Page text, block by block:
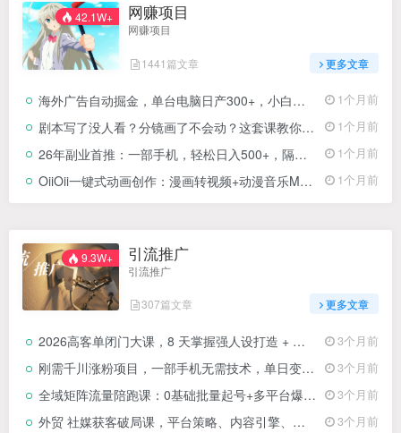
42.1W+ 网赚项目
网赚项目
1441篇文章 更多文章
海外广告自动掘金，单台电脑日产300+，小白可操作 1个月前
剧本写了没人看？分镜画了不会动？这套课教你打通漫剧制作全链路，直接产出可传播成品 1个月前
26年副业首推：一部手机，轻松日入500+，隔天变现，长期可做！ 1个月前
OiiOii一键式动画创作：漫画转视频+动漫音乐MV+剧情故事短片全流程实战 1个月前
9.3W+ 引流推广
引流推广
307篇文章 更多文章
2026高客单闭门大课，8 天掌握强人设打造 + 真线索获客 + 私域成交，1 个微信赚千万净利 3个月前
刚需千川涨粉项目，一部手机无需技术，单日变现1000＋当天做当天见收益 3个月前
全域矩阵流量陪跑课：0基础批量起号+多平台爆流+私域变现，手把手教你流量暴涨 3个月前
外贸 社媒获客破局课，平台策略、内容引擎、询盘转化，构建体系化引流系统(更新26年3月 3个月前